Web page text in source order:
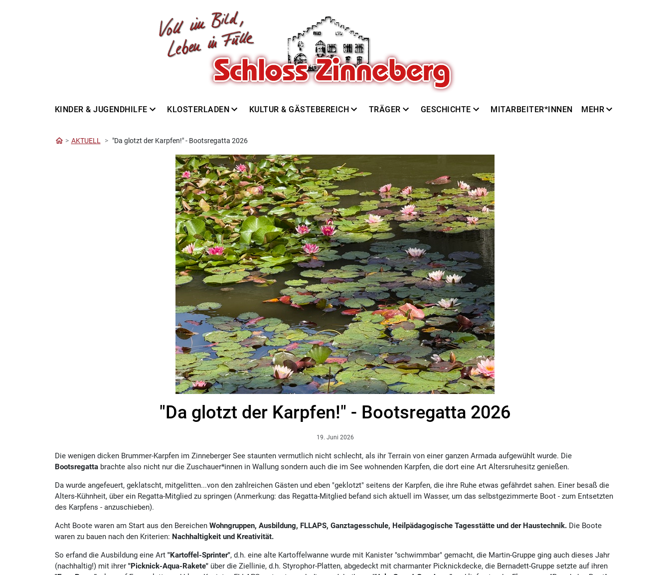
KINDER & JUGENDHILFE KLOSTERLADEN KULTUR & GÄSTEBEREICH TRÄGER GESCHICHTE MITARBEITER*INNEN MEHR
AKTUELL "Da glotzt der Karpfen!" - Bootsregatta 2026
"Da glotzt der Karpfen!" - Bootsregatta 2026
19. Juni 2026
Die wenigen dicken Brummer-Karpfen im Zinneberger See staunten vermutlich nicht schlecht, als ihr Terrain von einer ganzen Armada aufgewühlt wurde. Die
Bootsregatta brachte also nicht nur die Zuschauer*innen in Wallung sondern auch die im See wohnenden Karpfen, die dort eine Art Altersruhesitz genießen.
Da wurde angefeuert, geklatscht, mitgelitten...von den zahlreichen Gästen und eben "geklotzt" seitens der Karpfen, die ihre Ruhe etwas gefährdet sahen. Einer besaß die
Alters-Kühnheit, über ein Regatta-Mitglied zu springen (Anmerkung: das Regatta-Mitglied befand sich aktuell im Wasser, um das selbstgezimmerte Boot - zum Entsetzten
des Karpfens - anzuschieben).
Acht Boote waren am Start aus den Bereichen Wohngruppen, Ausbildung, FLLAPS, Ganztagesschule, Heilpädagogische Tagesstätte und der Haustechnik.Die Boote
waren zu bauen nach den Kriterien: Nachhaltigkeit und Kreativität.
So erfand die Ausbildung eine Art "Kartoffel-Sprinter", d.h. eine alte Kartoffelwanne wurde mit Kanister "schwimmbar" gemacht, die Martin-Gruppe ging auch dieses Jahr
(nachhaltig!) mit ihrer "Picknick-Aqua-Rakete"über die Ziellinie, d.h. Styrophor-Platten, abgedeckt mit charmanter Picknickdecke, die Bernadett-Gruppe setzte auf ihren